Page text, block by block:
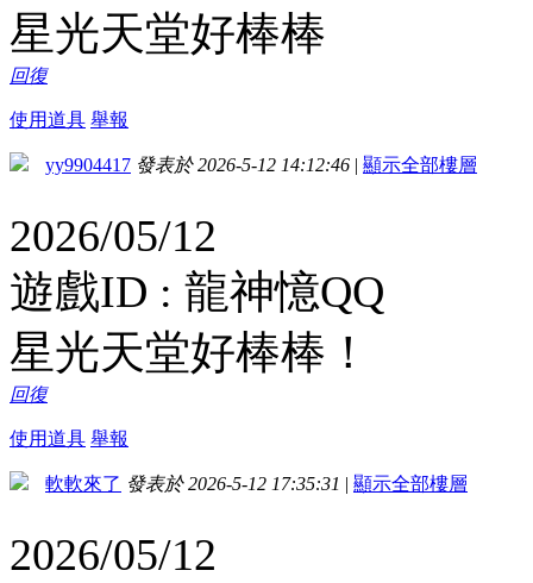
星光天堂好棒棒
回復
使用道具 舉報
yy9904417 發表於 2026-5-12 14:12:46 | 顯示全部樓層
2026/05/12
遊戲ID : 龍神憶QQ
星光天堂好棒棒！
回復
使用道具 舉報
軟軟來了 發表於 2026-5-12 17:35:31 | 顯示全部樓層
2026/05/12